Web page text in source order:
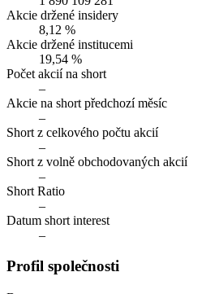
Akcie držené insidery
8,12 %
Akcie držené institucemi
19,54 %
Počet akcií na short
–
Akcie na short předchozí měsíc
–
Short z celkového počtu akcií
–
Short z volně obchodovaných akcií
–
Short Ratio
–
Datum short interest
–
Profil společnosti